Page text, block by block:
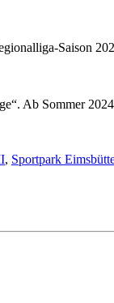
Saison
Ab Sommer
, Sportpark